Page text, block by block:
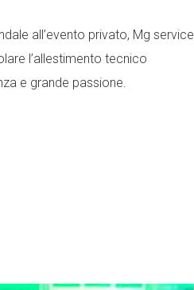
all’evento privato, Mg service
l’allestimento tecnico
e grande passione.